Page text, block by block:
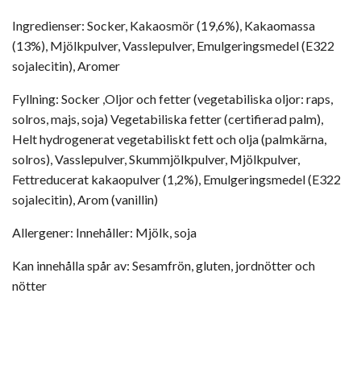
Ingredienser: Socker, Kakaosmör (19,6%), Kakaomassa
(13%), Mjölkpulver, Vasslepulver, Emulgeringsmedel (E322
sojalecitin), Aromer
Fyllning: Socker ,Oljor och fetter (vegetabiliska oljor: raps,
solros, majs, soja) Vegetabiliska fetter (certifierad palm),
Helt hydrogenerat vegetabiliskt fett och olja (palmkärna,
solros), Vasslepulver, Skummjölkpulver, Mjölkpulver,
Fettreducerat kakaopulver (1,2%), Emulgeringsmedel (E322
sojalecitin), Arom (vanillin)
Allergener: Innehåller: Mjölk, soja
Kan innehålla spår av: Sesamfrön, gluten, jordnötter och
nötter